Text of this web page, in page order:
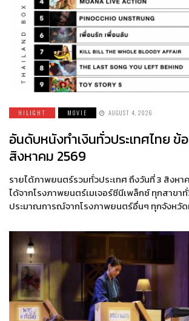
HILIGHT MOVIE AUGUST 4, 2026
อันดับหนังทำเงินทั่วประเทศไทย ข้
สิงหาคม 2569
รายได้ภาพยนตร์รวมทั่วประเทศ ถึงวันที่ 3 สิงห
ได้จากโรงภาพยนตร์เมเจอร์ซีนีเพล็กซ์ ทุกสาขาทั่
ประมาณการณ์จากโรงภาพยนตร์อื่นๆ ทุกจังหวัด